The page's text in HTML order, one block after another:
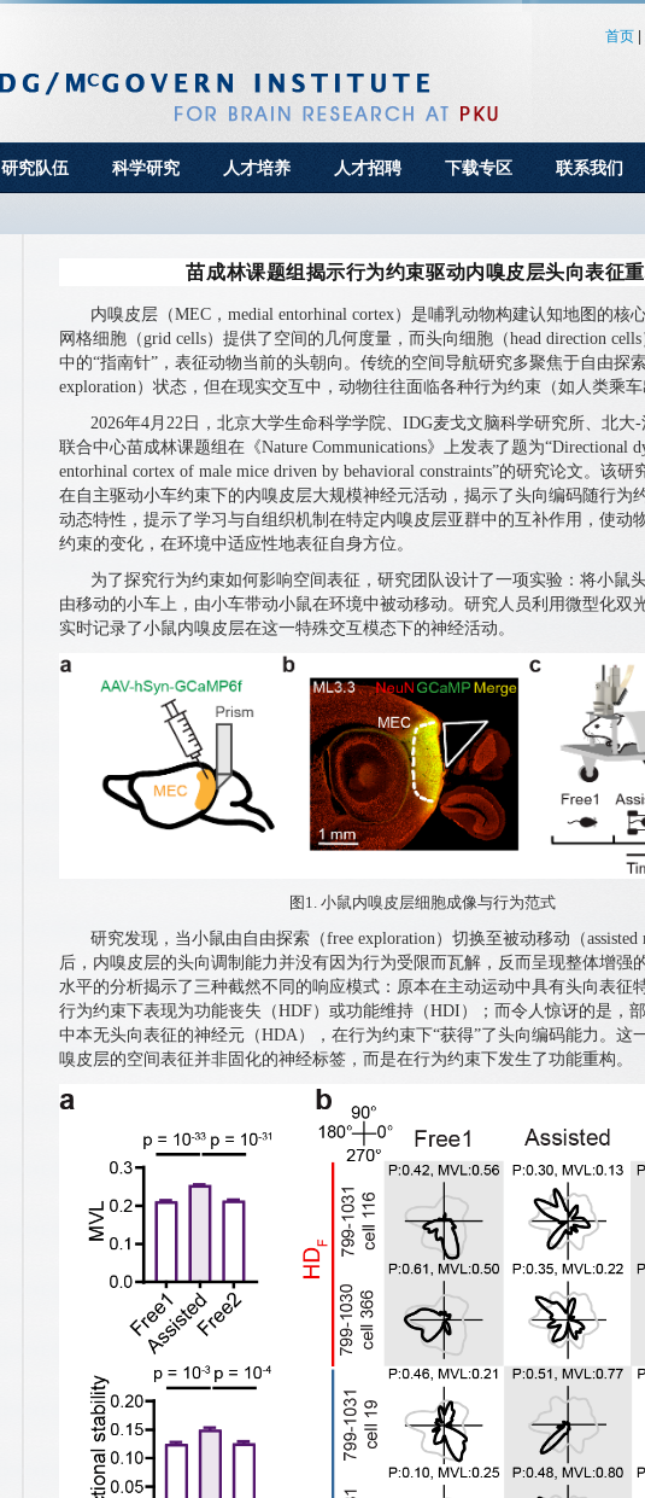
首页
研究队伍 科学研究 人才培养 人才招聘 下载专区 联系我们
苗成林课题组揭示行为约束驱动内嗅皮层头向表征
内嗅皮层（MEC，medial entorhinal cortex）是哺乳动物构建认知地图的核
网格细胞（grid cells）提供了空间的几何度量，而头向细胞（head direction
中的“指南针”，表征动物当前的头朝向。传统的空间导航研究多聚焦于自由探
exploration）状态，但在现实交互中，动物往往面临各种行为约束（如人类乘车
2026年4月22日，北京大学生命科学学院、IDG麦戈文脑科学研究所、北大
联合中心苗成林课题组在《Nature Communications》上发表了题为“Directional
entorhinal cortex of male mice driven by behavioral constraints”的研究论文。该
在自主驱动小车约束下的内嗅皮层大规模神经元活动，揭示了头向编码随行为
动态特性，提示了学习与自组织机制在特定内嗅皮层亚群中的互补作用，使动
约束的变化，在环境中适应性地表征自身方位。
为了探究行为约束如何影响空间表征，研究团队设计了一项实验：将小鼠
由移动的小车上，由小车带动小鼠在环境中被动移动。研究人员利用微型化双
实时记录了小鼠内嗅皮层在这一特殊交互模态下的神经活动。
图1. 小鼠内嗅皮层细胞成像与行为范式
研究发现，当小鼠由自由探索（free exploration）切换至被动移动（assisted
后，内嗅皮层的头向调制能力并没有因为行为受限而瓦解，反而呈现整体增强
水平的分析揭示了三种截然不同的响应模式：原本在主动运动中具有头向表征
行为约束下表现为功能丧失（HDF）或功能维持（HDI）；而令人惊讶的是，
中本无头向表征的神经元（HDA），在行为约束下“获得”了头向编码能力。这
嗅皮层的空间表征并非固化的神经标签，而是在行为约束下发生了功能重构。